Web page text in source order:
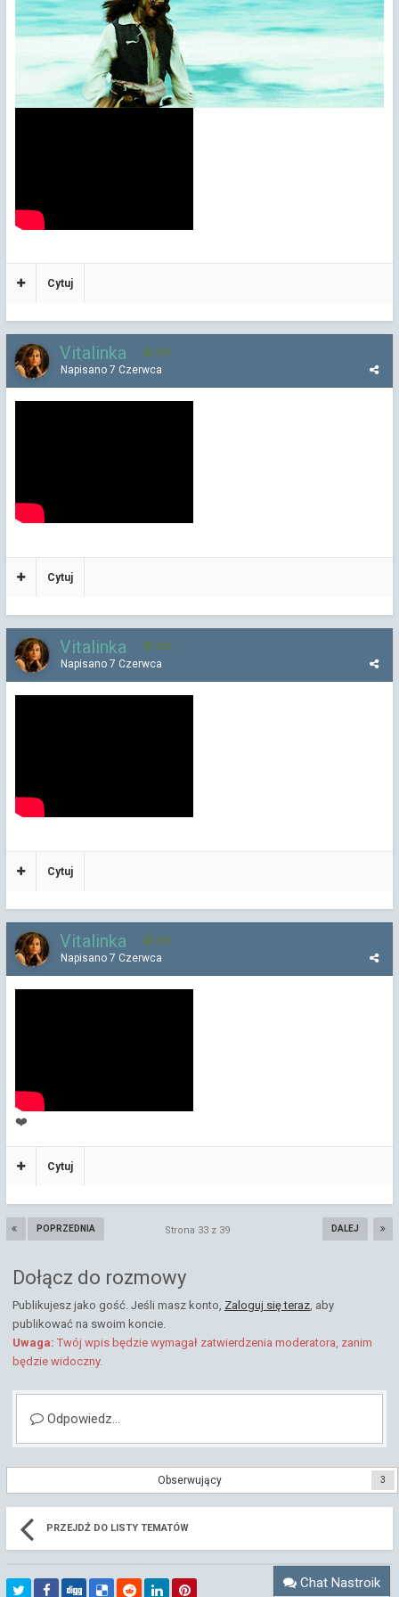
Cytuj
Vitalinka 392
Napisano 7 Czerwca
Cytuj
Vitalinka 392
Napisano 7 Czerwca
Cytuj
Vitalinka 392
Napisano 7 Czerwca
❤️
Cytuj
POPRZEDNIA DALEJ
Strona 33 z 39
Dołącz do rozmowy
Publikujesz jako gość. Jeśli masz konto, Zaloguj się teraz , aby
publikować na swoim koncie.
Uwaga: Twój wpis będzie wymagał zatwierdzenia moderatora, zanim
będzie widoczny.
Odpowiedz...
Obserwujący 3
PRZEJDŹ DO LISTY TEMATÓW
Chat Nastroik